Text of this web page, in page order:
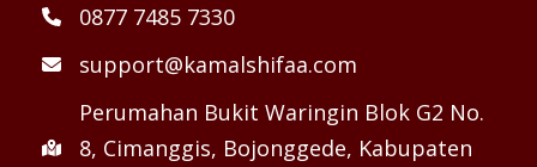
0877 7485 7330
support@kamalshifaa.com
Perumahan Bukit Waringin Blok G2 No.
8, Cimanggis, Bojonggede, Kabupaten